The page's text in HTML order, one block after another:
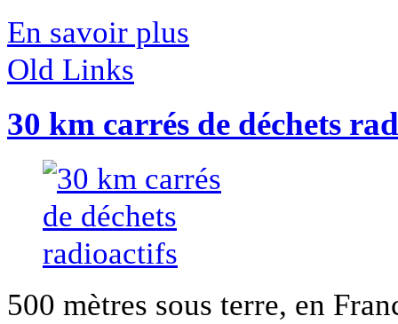
En savoir plus
Old Links
30 km carrés de déchets
500 mètres sous terre, en